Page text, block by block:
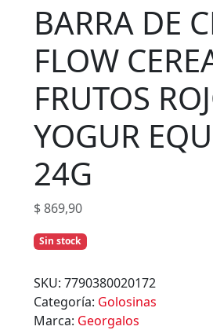
BARRA DE
FLOW
FRUTOS
YOGUR
24G
$869,90
Sin stock
SKU: 7790380020172
Categoría: Golosinas
Marca: Georgalos